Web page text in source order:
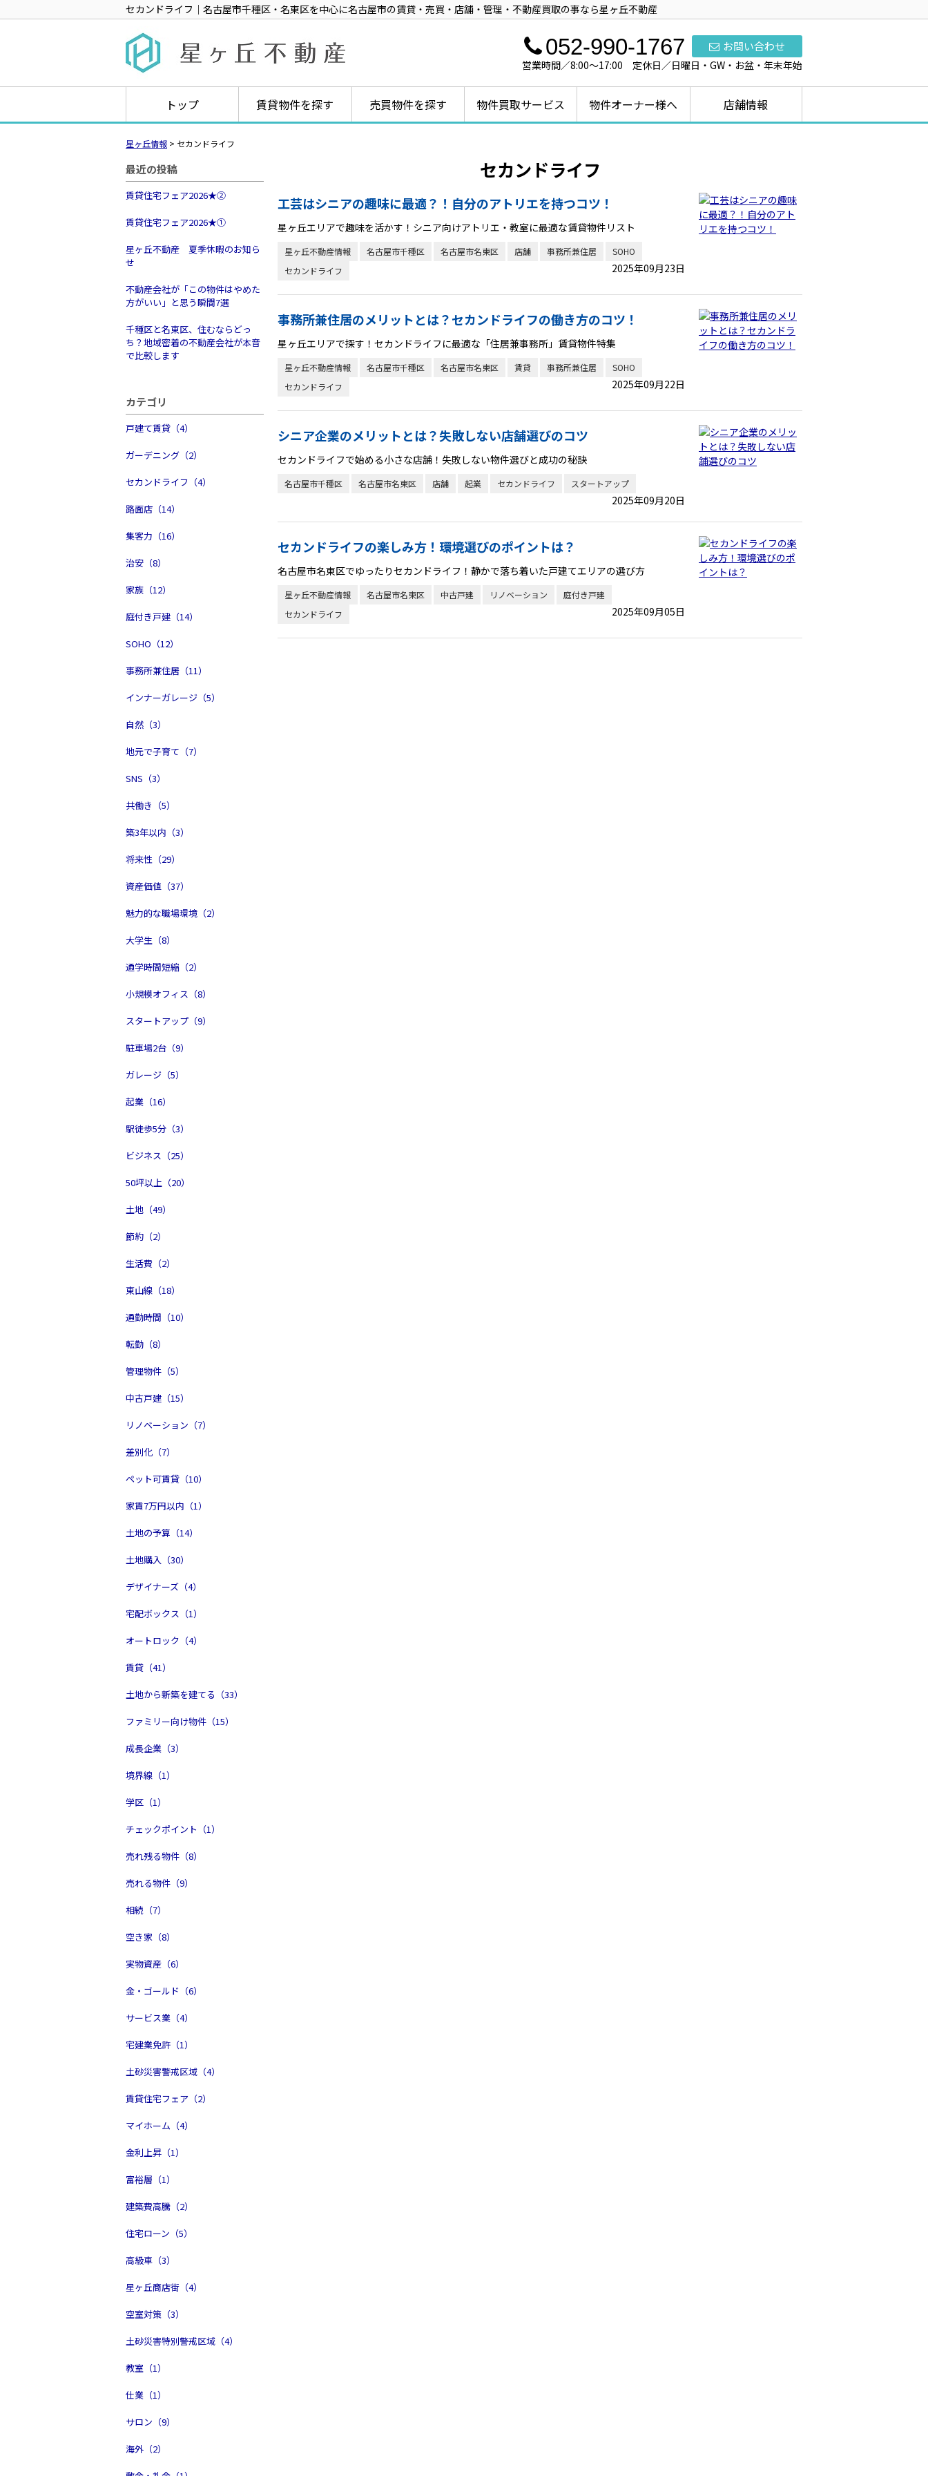
セカンドライフ｜名古屋市千種区・名東区を中心に名古屋市の賃貸・売買・店舗・管理・不動産買取の事なら星ヶ丘不動産
お問い合わせ
052-990-1767
営業時間／8:00～17:00 定休日／日曜日・GW・お盆・年末年始
トップ 賃貸物件を探す 売買物件を探す 物件買取サービス 物件オーナー様へ 店舗情報
星ヶ丘情報 > セカンドライフ
最近の投稿
賃貸住宅フェア2026★➁
賃貸住宅フェア2026★①
星ヶ丘不動産 夏季休暇のお知ら
せ
不動産会社が「この物件はやめた
方がいい」と思う瞬間7選
千種区と名東区、住むならどっ
ち？地域密着の不動産会社が本音
で比較します
カテゴリ
戸建て賃貸（4）
ガーデニング（2）
セカンドライフ（4）
路面店（14）
集客力（16）
治安（8）
家族（12）
庭付き戸建（14）
SOHO（12）
事務所兼住居（11）
インナーガレージ（5）
自然（3）
地元で子育て（7）
SNS（3）
共働き（5）
築3年以内（3）
将来性（29）
資産価値（37）
魅力的な職場環境（2）
大学生（8）
通学時間短縮（2）
小規模オフィス（8）
スタートアップ（9）
駐車場2台（9）
ガレージ（5）
起業（16）
駅徒歩5分（3）
ビジネス（25）
50坪以上（20）
土地（49）
節約（2）
生活費（2）
東山線（18）
通勤時間（10）
転勤（8）
管理物件（5）
中古戸建（15）
リノベーション（7）
差別化（7）
ペット可賃貸（10）
家賃7万円以内（1）
土地の予算（14）
土地購入（30）
デザイナーズ（4）
宅配ボックス（1）
オートロック（4）
賃貸（41）
土地から新築を建てる（33）
ファミリー向け物件（15）
成長企業（3）
境界線（1）
学区（1）
チェックポイント（1）
売れ残る物件（8）
売れる物件（9）
相続（7）
空き家（8）
実物資産（6）
金・ゴールド（6）
サービス業（4）
宅建業免許（1）
土砂災害警戒区域（4）
賃貸住宅フェア（2）
マイホーム（4）
金利上昇（1）
富裕層（1）
建築費高騰（2）
住宅ローン（5）
高級車（3）
星ヶ丘商店街（4）
空室対策（3）
土砂災害特別警戒区域（4）
教室（1）
仕業（1）
サロン（9）
海外（2）
セカンドライフ
工芸はシニアの趣味に最適？！自分のアトリエを持つコツ！
星ヶ丘エリアで趣味を活かす！シニア向けアトリエ・教室に最適な賃貸物件リスト
星ヶ丘不動産情報 名古屋市千種区 名古屋市名東区 店舗 事務所兼住居
SOHO
セカンドライフ
2025年09月23日
事務所兼住居のメリットとは？セカンドライフの働き方のコツ！
星ヶ丘エリアで探す！セカンドライフに最適な「住居兼事務所」賃貸物件特集
星ヶ丘不動産情報 名古屋市千種区 名古屋市名東区 賃貸 事務所兼住居
SOHO
セカンドライフ
2025年09月22日
シニア企業のメリットとは？失敗しない店舗選びのコツ
セカンドライフで始める小さな店舗！失敗しない物件選びと成功の秘訣
名古屋市千種区 名古屋市名東区 店舗 起業 セカンドライフ スタートアップ
2025年09月20日
セカンドライフの楽しみ方！環境選びのポイントは？
名古屋市名東区でゆったりセカンドライフ！静かで落ち着いた戸建てエリアの選び方
星ヶ丘不動産情報 名古屋市名東区 中古戸建 リノベーション
庭付き戸建
セカンドライフ
2025年09月05日